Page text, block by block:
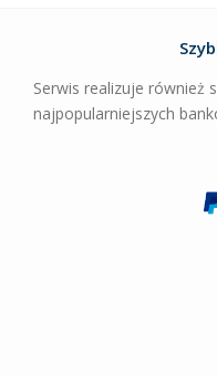
Serwis realizuje również
najpopularniejszych